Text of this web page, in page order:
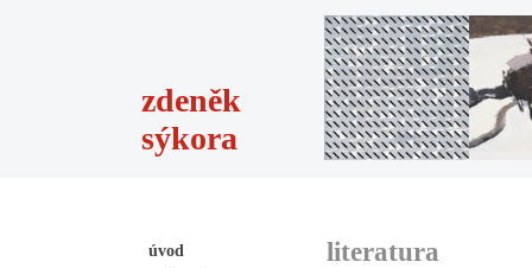
zdeněk
sýkora
úvod
literatura